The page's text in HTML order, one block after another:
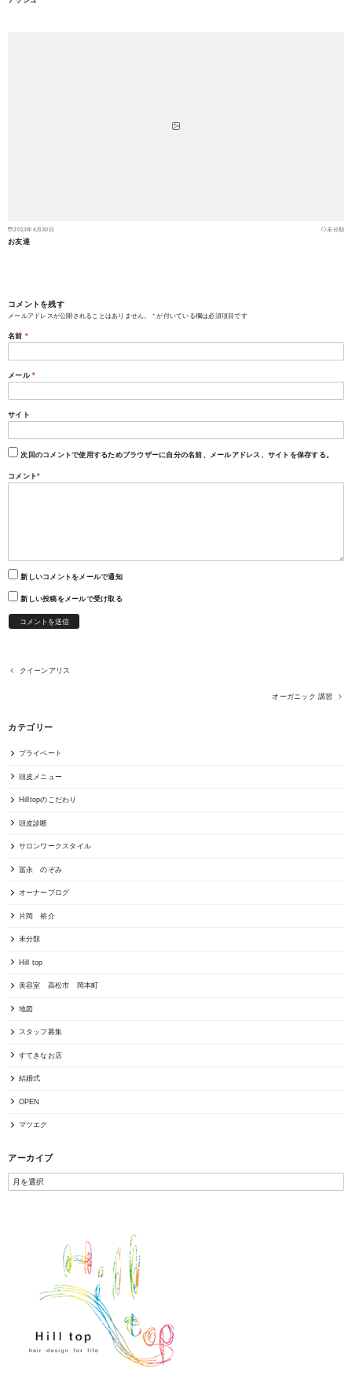
2013年4月30日 未分類
お友達
コメントを残す
メールアドレスが公開されることはありません。 * が付いている欄は必須項目です
名前 *
メール *
サイト
次回のコメントで使用するためブラウザーに自分の名前、メールアドレス、サイトを保存する。
コメント*
新しいコメントをメールで通知
新しい投稿をメールで受け取る
クイーンアリス
オーガニック 講習
カテゴリー
プライベート
頭皮メニュー
Hilltopのこだわり
頭皮診断
サロンワークスタイル
冨永 のぞみ
オーナーブログ
片岡 裕介
未分類
Hill top
美容室 高松市 岡本町
地図
スタッフ募集
すてきなお店
結婚式
OPEN
マツエク
アーカイブ